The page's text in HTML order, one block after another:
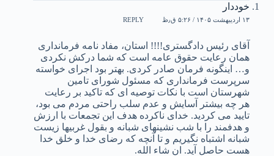
خوددار
۱۳ اردیبهشت ۱۴۰۵ / ۵:۲۶ ق٫ظ REPLY
آقای رئیس دادگستری!!!! استان، مفاد نامه فرمانداری
همان رعایت حقوق عامه است که شما درکش نکردی
و… اینگونه فرمان صادر کردی. بهتر بود اجرای خواسته
سرپرست فرمانداری که مسئول شورای تامین
شهرستان است با نکات توصیه ای که تاکید بر رعایت
هر چه بیشتر آسایش و عدم سلب راحتی مردم می بود،
تایید می کردید. خدای ناکرده هدف این تجمعات با ارزش
و هدفمند را با شب نشینهای شبانه و بقول غربیها زیست
شبانه اشتباه نگیریم و تا آنچه که رضای خدا و خلق خدا
هست حاصل آید. ان شاء الله.